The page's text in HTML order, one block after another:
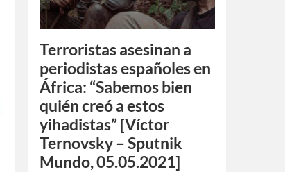
Terroristas asesinan a
periodistas españoles en
África: “Sabemos bien
quién creó a estos
yihadistas” [Víctor
Ternovsky – Sputnik
Mundo, 05.05.2021]